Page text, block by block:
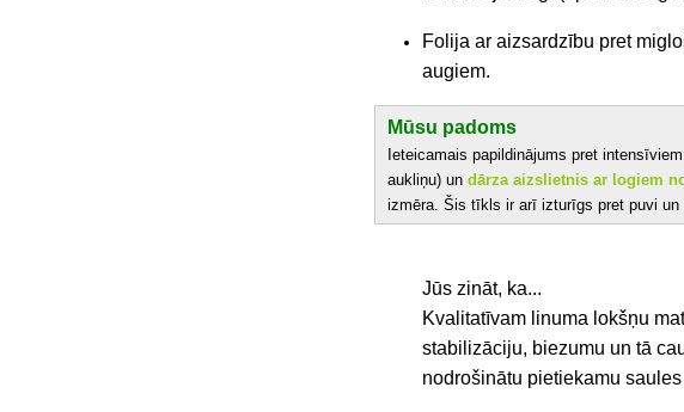
Folija ar aizsardzību pret
augiem.
Mūsu padoms
Ieteicamais papildinājums pret
aukliņu) undārza aizslietnis ar logiem
izmēra. Šis tīkls ir arī izturīgs pret puvi un
Jūs zināt, ka...
Kvalitatīvam linuma lokšņu
stabilizāciju, biezumu un tā
nodrošinātu pietiekamu